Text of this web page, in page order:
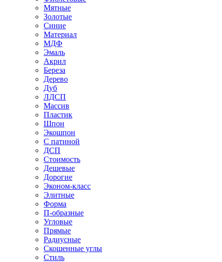
Мятные
Золотые
Синие
Материал
МДФ
Эмаль
Акрил
Береза
Дерево
Дуб
ЛДСП
Массив
Пластик
Шпон
Экошпон
С патиной
ДСП
Стоимость
Дешевые
Дорогие
Эконом-класс
Элитные
Форма
П-образные
Угловые
Прямые
Радиусные
Скошенные углы
Стиль